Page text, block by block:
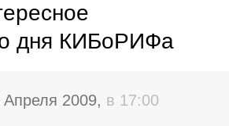
дня КИБоРИФа
Апреля 2009, в 17:00